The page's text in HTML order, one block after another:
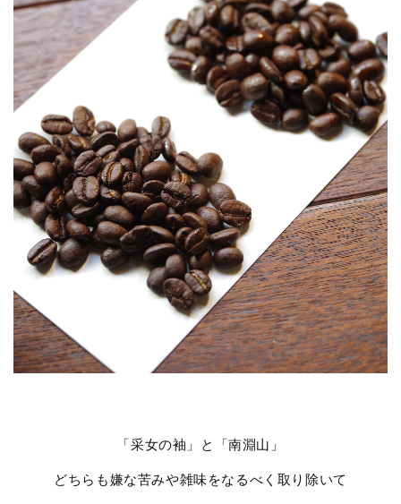
「采女の袖」と「南淵山」
どちらも嫌な苦みや雑味をなるべく取り除いて